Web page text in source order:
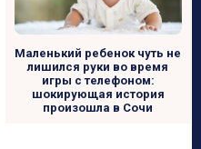
Маленький ребенок чуть не
лишился руки во время
игры с телефоном:
шокирующая история
произошла в Сочи